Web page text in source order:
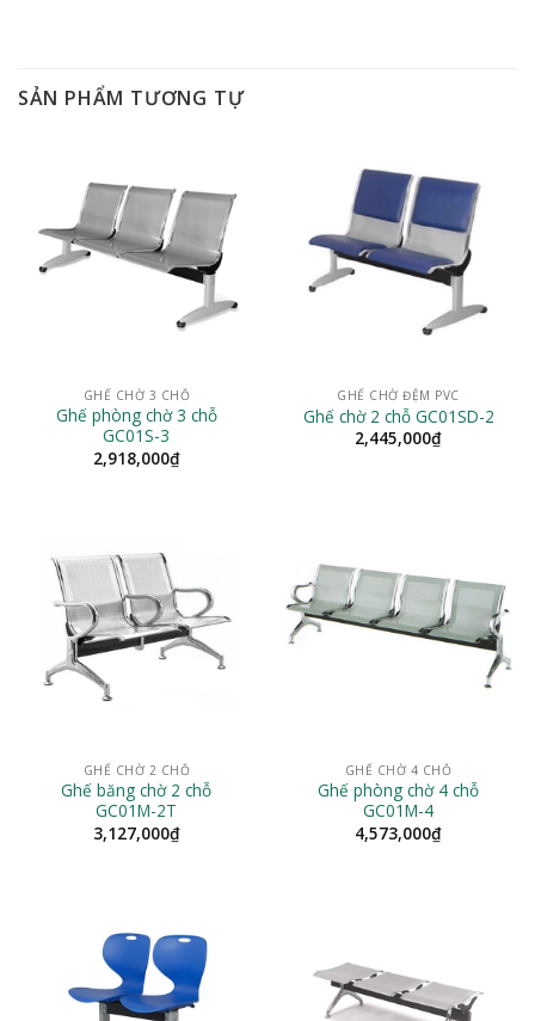
SẢN PHẨM TƯƠNG TỰ
GHẾ CHỜ 3 CHỖ
Ghế phòng chờ 3 chỗ
GC01S-3
2,918,000₫
GHẾ CHỜ ĐỆM PVC
Ghế chờ 2 chỗ GC01SD-2
2,445,000₫
GHẾ CHỜ 2 CHỖ
Ghế băng chờ 2 chỗ
GC01M-2T
3,127,000₫
GHẾ CHỜ 4 CHỖ
Ghế phòng chờ 4 chỗ
GC01M-4
4,573,000₫